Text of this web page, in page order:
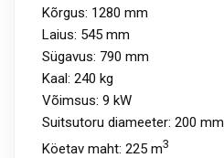
Kõrgus: 1280 mm
Laius: 545 mm
Sügavus: 790 mm
Kaal: 240 kg
Võimsus: 9 kW
Suitsutoru diameeter: 200 mm
Köetav maht: 225 m3